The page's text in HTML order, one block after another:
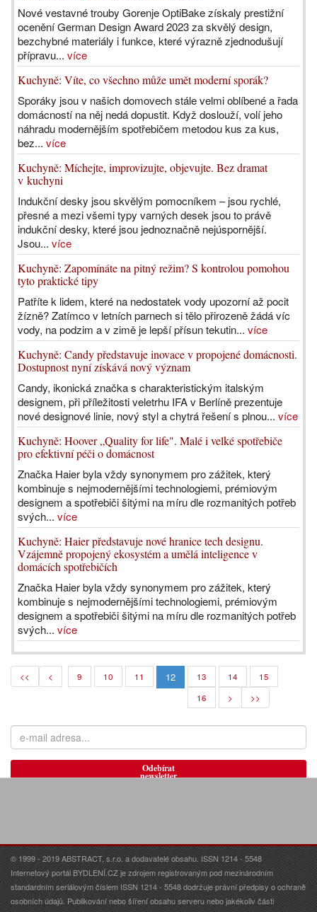
Nové vestavné trouby Gorenje OptiBake získaly prestižní
ocenění German Design Award 2023 za skvělý design,
bezchybné materiály i funkce, které výrazně zjednodušují
přípravu... více
Kuchyně: Víte, co všechno může umět moderní sporák?
Sporáky jsou v našich domovech stále velmi oblíbené a řada
domácností na něj nedá dopustit. Když doslouží, volí jeho
náhradu modernějším spotřebičem metodou kus za kus,
bez... více
Kuchyně: Míchejte, improvizujte, objevujte. Bez dramat
v kuchyni
Indukční desky jsou skvělým pomocníkem – jsou rychlé,
přesné a mezi všemi typy varných desek jsou to právě
indukční desky, které jsou jednoznačně nejúspornější.
Jsou... více
Kuchyně: Zapomínáte na pitný režim? S kontrolou pomohou
tyto praktické tipy
Patříte k lidem, které na nedostatek vody upozorní až pocit
žízně? Zatímco v letních parnech si tělo přirozeně žádá víc
vody, na podzim a v zimě je lepší přísun tekutin... více
Kuchyně: Candy představuje inovace v propojené domácnosti.
Dostupnost nyní získává nový význam
Candy, ikonická značka s charakteristickým italským
designem, při příležitosti veletrhu IFA v Berlíně prezentuje
nové designové linie, nový styl a chytrá řešení s plnou... více
Kuchyně: Hoover „Quality for life". Malé i velké spotřebiče
pro efektivní péči o domácnost
Značka Haier byla vždy synonymem pro zážitek, který
kombinuje s nejmodernějšími technologiemi, prémiovým
designem a spotřebiči šitými na míru dle rozmanitých potřeb
svých... více
Kuchyně: Haier představuje nové hranice tech designu.
Vzájemně propojený ekosystém a umělá inteligence v
domácích spotřebičích
Značka Haier byla vždy synonymem pro zážitek, který
kombinuje s nejmodernějšími technologiemi, prémiovým
designem a spotřebiči šitými na míru dle rozmanitých potřeb
svých... více
<< < 9 10 11 12 13 14
15
16
> >>
Odebírat
newsletter
© 1999 - 2019 ABSTRACT, s.r.o. a dodavatelé obsahu. ISSN 1214 - 5548
Internetový portál BYDLENÍ.CZ je zdrojem registrovaným pod mezinárodním
standardním seriálovým číslem ISSN 1214 - 5548 dodržuje právní předpisy o ochraně
osobních údajů. Publikování nebo šíření obsahu serveru nebo jakékoliv části